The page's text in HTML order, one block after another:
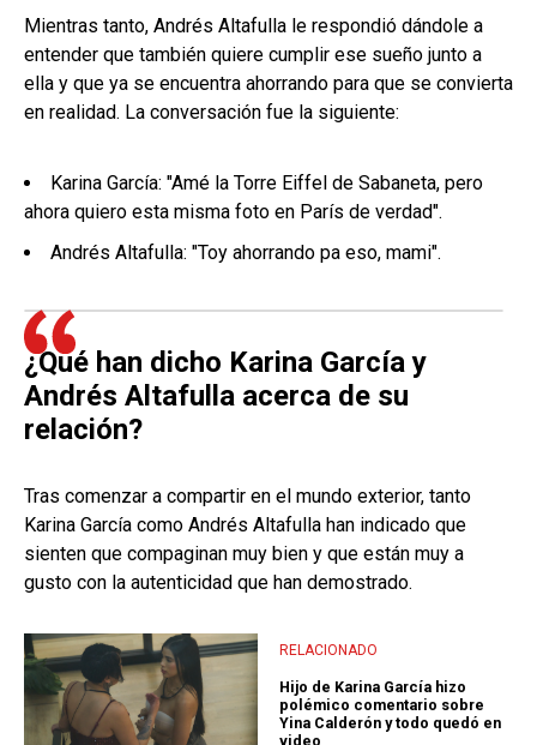
Mientras tanto, Andrés Altafulla le respondió dándole a
entender que también quiere cumplir ese sueño junto a
ella y que ya se encuentra ahorrando para que se convierta
en realidad. La conversación fue la siguiente:
Karina García: "Amé la Torre Eiffel de Sabaneta, pero
ahora quiero esta misma foto en París de verdad".
Andrés Altafulla: "Toy ahorrando pa eso, mami".
¿Qué han dicho Karina García y
Andrés Altafulla acerca de su
relación?
Tras comenzar a compartir en el mundo exterior, tanto
Karina García como Andrés Altafulla han indicado que
sienten que compaginan muy bien y que están muy a
gusto con la autenticidad que han demostrado.
RELACIONADO
Hijo de Karina García hizo
polémico comentario sobre
Yina Calderón y todo quedó en
video